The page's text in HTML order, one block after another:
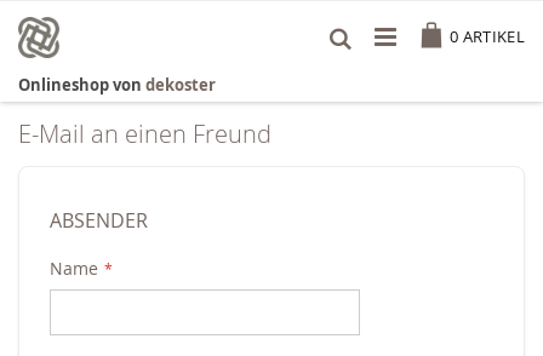
Inhalt
springen
0 ARTIKEL
Onlineshop von dekoster
E-Mail an einen Freund
ABSENDER
Name